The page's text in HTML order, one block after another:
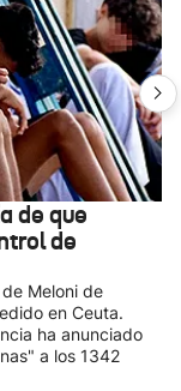
de que
de
Meloni de
en Ceuta.
ha anunciado
a los 1342